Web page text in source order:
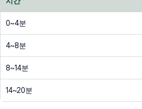
0~4분
4~8분
8~14분
14~20분